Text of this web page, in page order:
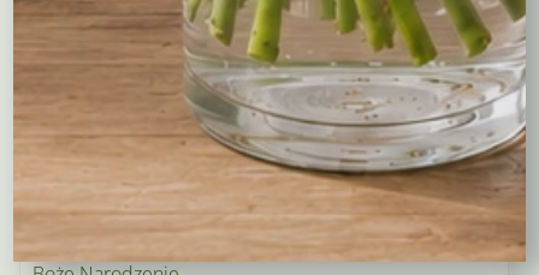
Wianki na wieczory panieńskie i nie tylko…
Wielkanoc
Wieńce i wiązanki pogrzebowe
Dekoracje na groby
Torty kwiatowe
Narodziny dziecka
Rośliny doniczkowe